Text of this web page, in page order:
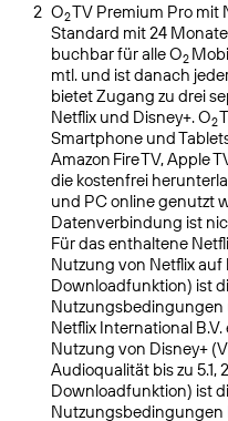
2 O2TV Premium Pro mit
Standard mit 24
buchbar für alle O2
mtl. und ist danach
bietet Zugang zu drei
Netflix und Disney+. O2
Smartphone und
Amazon Fire TV, Apple
die kostenfrei
und PC online genutzt
Datenverbindung ist
Für das enthaltene
Nutzung von Netflix auf
Downloadfunktion) ist
Netflix International
Nutzung von Disney+
Audioqualität bis zu 5.1,
Downloadfunktion) ist
Nutzungsbedingungen